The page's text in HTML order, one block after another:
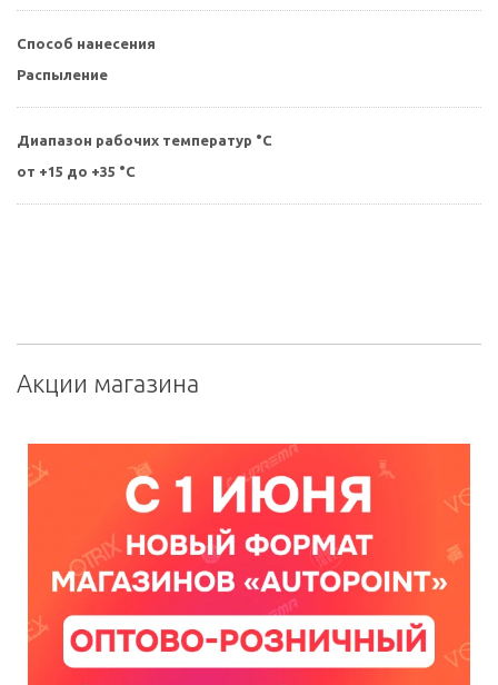
Способ нанесения
Распыление
Диапазон рабочих температур °С
от +15 до +35 °C
Акции магазина